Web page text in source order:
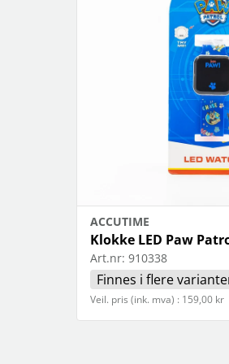
ACCUTIME
Klokke LED Paw
Art.nr: 910338
Finnes i flere
Veil. pris (ink. mva) : 159,00 kr